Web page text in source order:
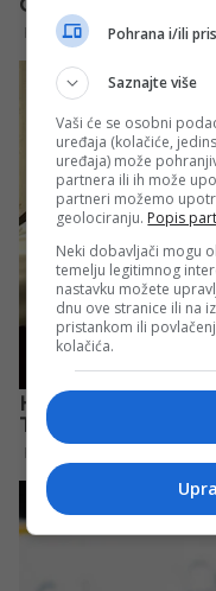
Pohrana i/ili
Saznajte više
Vaši će se osobni
uređaja (kolačiće,
uređaja) može
partnera ili ih može
partneri možemo
geolociranju. Popis
Neki dobavljači mogu
temelju legitimnog
nastavku možete
dnu ove stranice ili na
pristankom ili
kolačića.